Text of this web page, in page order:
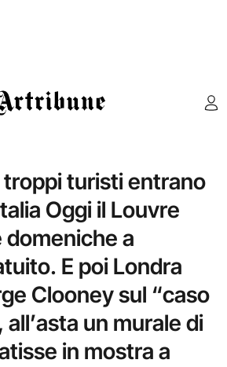
troppi turisti entrano
Oggi il Louvre
a
E poi Londra
Clooney sul “caso
un murale di
in mostra a